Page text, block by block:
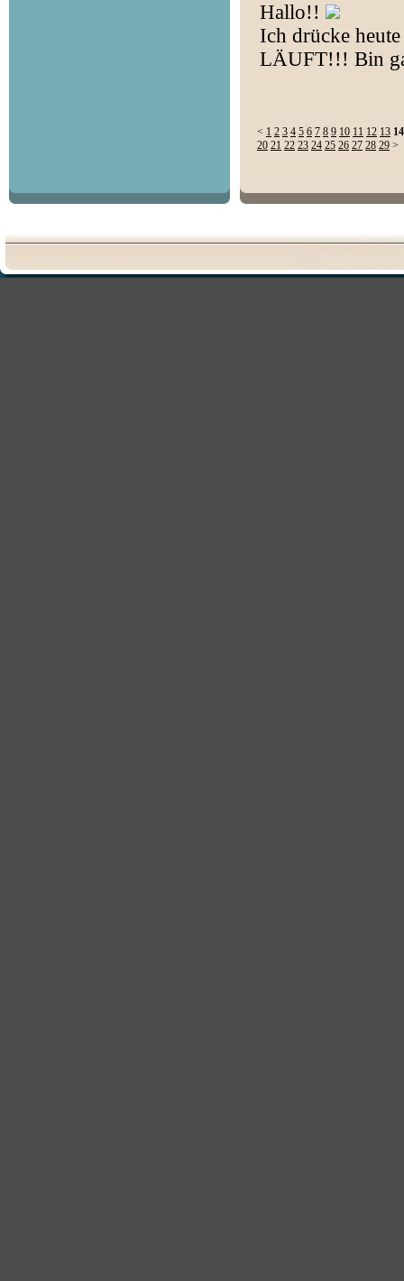
Hallo!!
Ich drücke
LÄUFT!!! Bin
< 1 2 3 4 5 6 7 8 9 10 11 12 13 14
20 21 22 23 24 25 26 27 28 29 >